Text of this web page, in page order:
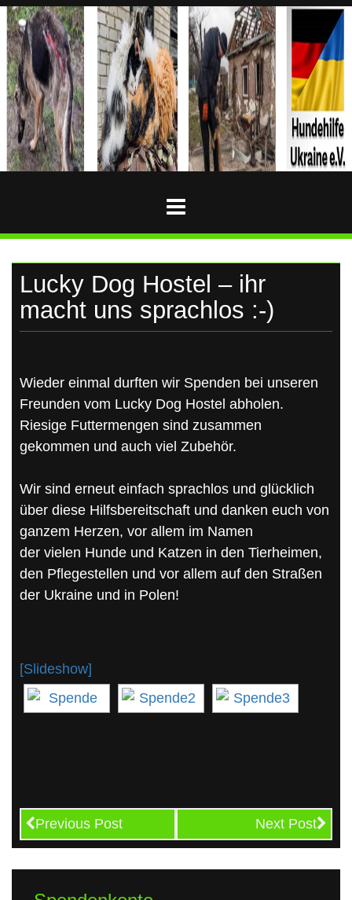
Skip
to
content
HUNDEHILFE-
UKRAINE
Hundehilfe-
Ukraine
Lucky Dog Hostel – ihr
macht uns sprachlos :-)
Wieder einmal durften wir Spenden bei unseren
Freunden vom Lucky Dog Hostel abholen.
Riesige Futtermengen sind zusammen
gekommen und auch viel Zubehör.
Wir sind erneut einfach sprachlos und glücklich
über diese Hilfsbereitschaft und danken euch von
ganzem Herzen, vor allem im Namen
der vielen Hunde und Katzen in den Tierheimen,
den Pflegestellen und vor allem auf den Straßen
der Ukraine und in Polen!
[Slideshow]
Previous Post Next Post